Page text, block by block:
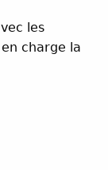
les
charge la